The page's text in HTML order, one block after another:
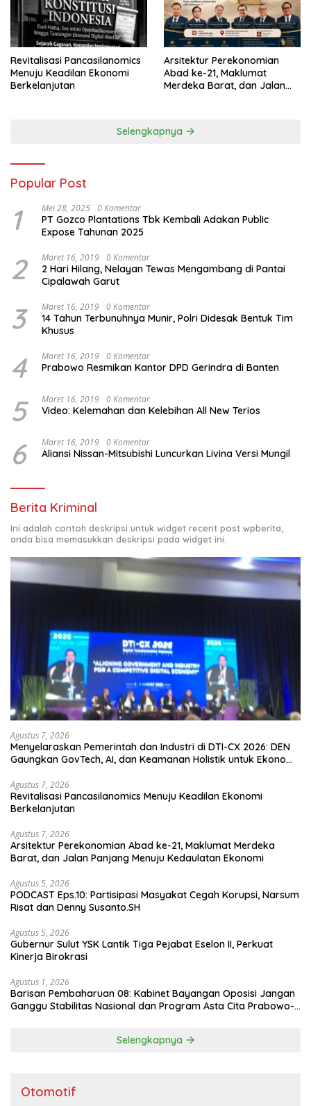
Revitalisasi Pancasilanomics
Menuju Keadilan Ekonomi
Berkelanjutan
Arsitektur Perekonomian
Abad ke-21, Maklumat
Merdeka Barat, dan Jalan
Selengkapnya
Popular Post
1 Mei 28, 2025 0 Komentar
PT Gozco Plantations Tbk Kembali Adakan Public
Expose Tahunan 2025
2 Maret 16, 2019 0 Komentar
2 Hari Hilang, Nelayan Tewas Mengambang di Pantai
Cipalawah Garut
3 Maret 16, 2019 0 Komentar
14 Tahun Terbunuhnya Munir, Polri Didesak Bentuk Tim
Khusus
4 Maret 16, 2019 0 Komentar
Prabowo Resmikan Kantor DPD Gerindra di Banten
5 Maret 16, 2019 0 Komentar
Video: Kelemahan dan Kelebihan All New Terios
6 Maret 16, 2019 0 Komentar
Aliansi Nissan-Mitsubishi Luncurkan Livina Versi Mungil
Berita Kriminal
Ini adalah contoh deskripsi untuk widget recent post wpberita,
anda bisa memasukkan deskripsi pada widget ini.
Agustus 7, 2026
Menyelaraskan Pemerintah dan Industri di DTI-CX 2026: DEN
Gaungkan GovTech, AI, dan Keamanan Holistik untuk Ekonomi
Agustus 7, 2026
Revitalisasi Pancasilanomics Menuju Keadilan Ekonomi
Berkelanjutan
Agustus 7, 2026
Arsitektur Perekonomian Abad ke-21, Maklumat Merdeka
Barat, dan Jalan Panjang Menuju Kedaulatan Ekonomi
Agustus 5, 2026
PODCAST Eps.10: Partisipasi Masyakat Cegah Korupsi, Narsum
Risat dan Denny Susanto.SH
Agustus 5, 2026
Gubernur Sulut YSK Lantik Tiga Pejabat Eselon II, Perkuat
Kinerja Birokrasi
Agustus 1, 2026
Barisan Pembaharuan 08: Kabinet Bayangan Oposisi Jangan
Ganggu Stabilitas Nasional dan Program Asta Cita Prabowo-
Selengkapnya
Otomotif